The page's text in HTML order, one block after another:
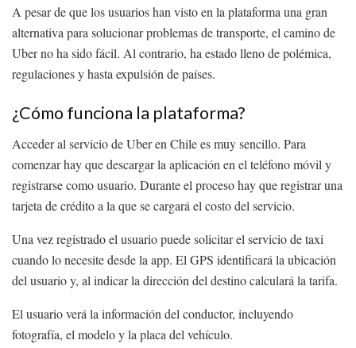
A pesar de que los usuarios han visto en la plataforma una gran
alternativa para solucionar problemas de transporte, el camino de
Uber no ha sido fácil. Al contrario, ha estado lleno de polémica,
regulaciones y hasta expulsión de países.
¿Cómo funciona la plataforma?
Acceder al servicio de Uber en Chile es muy sencillo. Para
comenzar hay que descargar la aplicación en el teléfono móvil y
registrarse como usuario. Durante el proceso hay que registrar una
tarjeta de crédito a la que se cargará el costo del servicio.
Una vez registrado el usuario puede solicitar el servicio de taxi
cuando lo necesite desde la app. El GPS identificará la ubicación
del usuario y, al indicar la dirección del destino calculará la tarifa.
El usuario verá la información del conductor, incluyendo
fotografía, el modelo y la placa del vehículo.